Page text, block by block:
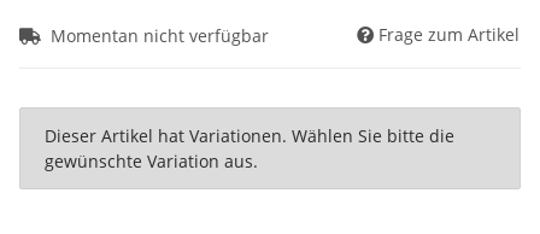
Momentan nicht verfügbar Frage zum Artikel
x
Dieser Artikel hat Variationen. Wählen Sie bitte die
gewünschte Variation aus.